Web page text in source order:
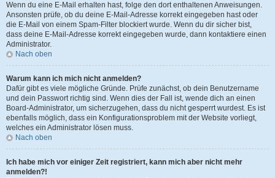
Wenn du eine E-Mail erhalten hast, folge den dort enthaltenen Anweisungen.
Ansonsten prüfe, ob du deine E-Mail-Adresse korrekt eingegeben hast oder
die E-Mail von einem Spam-Filter blockiert wurde. Wenn du dir sicher bist,
dass deine E-Mail-Adresse korrekt eingegeben wurde, dann kontaktiere einen
Administrator.
Nach oben
Warum kann ich mich nicht anmelden?
Dafür gibt es viele mögliche Gründe. Prüfe zunächst, ob dein Benutzername
und dein Passwort richtig sind. Wenn dies der Fall ist, wende dich an einen
Board-Administrator, um sicherzugehen, dass du nicht gesperrt wurdest. Es ist
ebenfalls möglich, dass ein Konfigurationsproblem mit der Website vorliegt,
welches ein Administrator lösen muss.
Nach oben
Ich habe mich vor einiger Zeit registriert, kann mich aber nicht mehr
anmelden?!